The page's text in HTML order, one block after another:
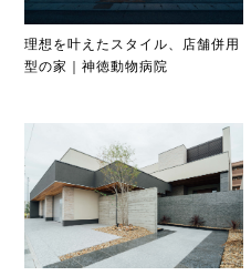
理想を叶えたスタイル、店舗併用
型の家｜神徳動物病院